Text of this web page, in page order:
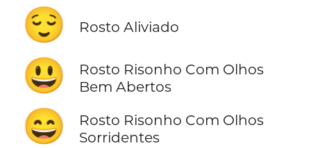
😌 Rosto Aliviado
😃
Rosto Risonho Com Olhos
Bem Abertos
😄
Rosto Risonho Com Olhos
Sorridentes